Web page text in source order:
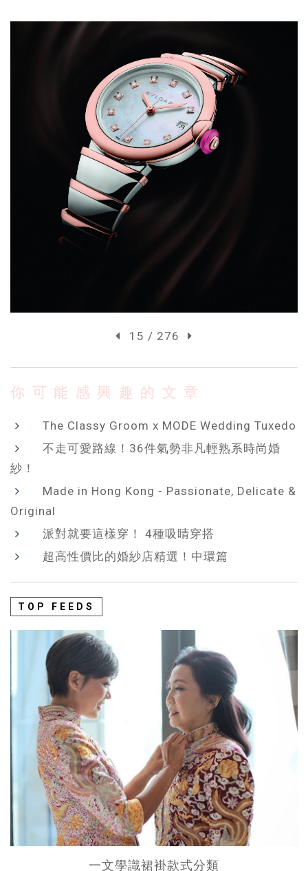
15 / 276
你可能感興趣的文章
The Classy Groom x MODE Wedding Tuxedo
不走可愛路線！36件氣勢非凡輕熟系時尚婚
紗！
Made in Hong Kong - Passionate, Delicate &
Original
派對就要這樣穿！ 4種吸睛穿搭
超高性價比的婚紗店精選！中環篇
TOP FEEDS
一文學識裙褂款式分類